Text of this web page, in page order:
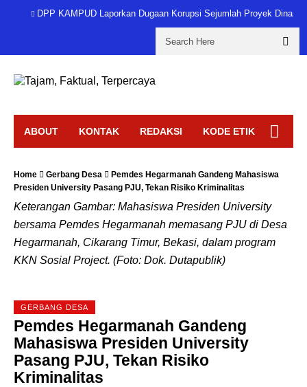
DPP KAMPUD Laporkan Dugaan Korupsi Sejumlah Proyek Dinas
ABOUT KONTAK REDAKSI KODE ETIK
Home Gerbang Desa
Pemdes Hegarmanah Gandeng Mahasiswa
Presiden University Pasang PJU, Tekan Risiko Kriminalitas
Keterangan Gambar: Mahasiswa Presiden University
bersama Pemdes Hegarmanah memasang PJU di Desa
Hegarmanah, Cikarang Timur, Bekasi, dalam program
KKN Sosial Project. (Foto: Dok. Dutapublik)
GERBANG DESA
Pemdes Hegarmanah Gandeng
Mahasiswa Presiden University
Pasang PJU, Tekan Risiko
Kriminalitas